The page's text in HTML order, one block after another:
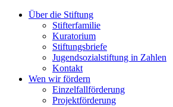
Über die Stiftung
Stifterfamilie
Kuratorium
Stiftungsbriefe
Jugendsozialstiftung in Zahlen
Kontakt
Wen wir fördern
Einzelfallförderung
Projektförderung